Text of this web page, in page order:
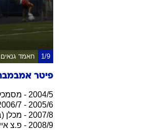
1/9 חאמד
פיטר
2004/5 - מסמכלן (בלגיה)
2005/6 - 2006/7 - לומל (בלגיה)
2007/8 - מכלן (בלגיה)
2008/9 - פ.צ איינדהובן (הולנד)